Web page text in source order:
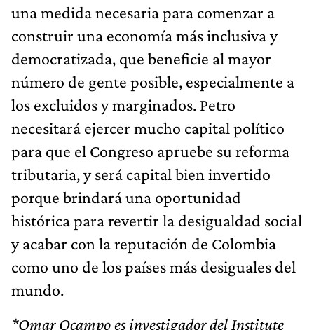
una medida necesaria para comenzar a
construir una economía más inclusiva y
democratizada, que beneficie al mayor
número de gente posible, especialmente a
los excluidos y marginados. Petro
necesitará ejercer mucho capital político
para que el Congreso apruebe su reforma
tributaria, y será capital bien invertido
porque brindará una oportunidad
histórica para revertir la desigualdad social
y acabar con la reputación de Colombia
como uno de los países más desiguales del
mundo.
*Omar Ocampo es investigador del Institute